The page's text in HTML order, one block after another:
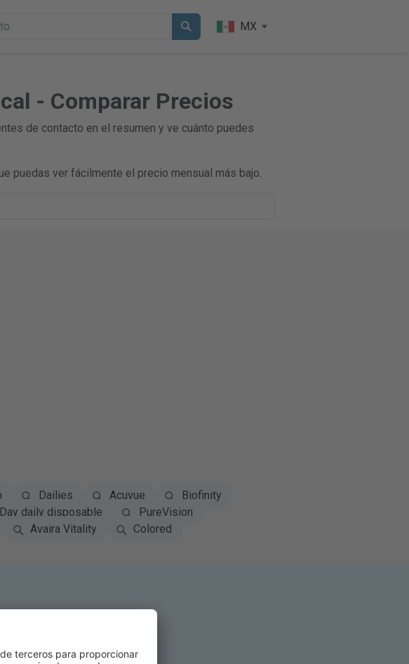
MX
- Comparar Precios
de contacto en el resumen y ve cuánto puedes
puedas ver fácilmente el precio mensual más bajo.
Dailies Acuvue
Biofinity
daily disposable
PureVision
Avaira Vitality Colored